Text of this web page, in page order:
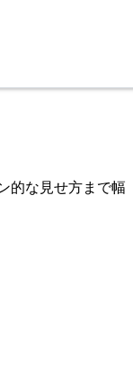
的な見せ方まで幅